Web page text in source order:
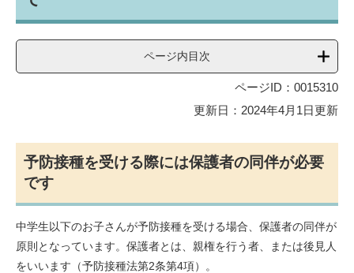
ページ内目次
ページID：0015310
更新日：2024年4月1日更新
予防接種を受ける際には保護者の同伴が必要
です
中学生以下のお子さんが予防接種を受ける場合、保護者の同伴が
原則となっています。保護者とは、親権を行う者、または後見人
をいいます（予防接種法第2条第4項）。